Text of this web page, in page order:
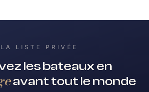
LA LISTE PRIVÉE
les bateaux en
avant tout le monde